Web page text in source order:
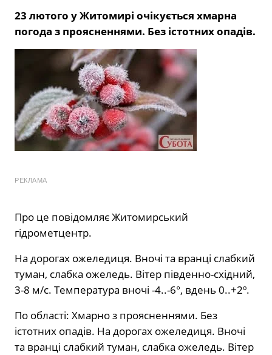
23 лютого у Житомирі очікується хмарна
погода з проясненнями. Без істотних опадів.
РЕКЛАМА
Про це повідомляє Житомирський
гідрометцентр.
На дорогах ожеледиця. Вночі та вранці слабкий
туман, слабка ожеледь. Вітер південно-східний,
3-8 м/с. Температура вночі -4..-6°, вдень 0..+2º.
По області: Хмарно з проясненнями. Без
істотних опадів. На дорогах ожеледиця. Вночі
та вранці слабкий туман, слабка ожеледь. Вітер